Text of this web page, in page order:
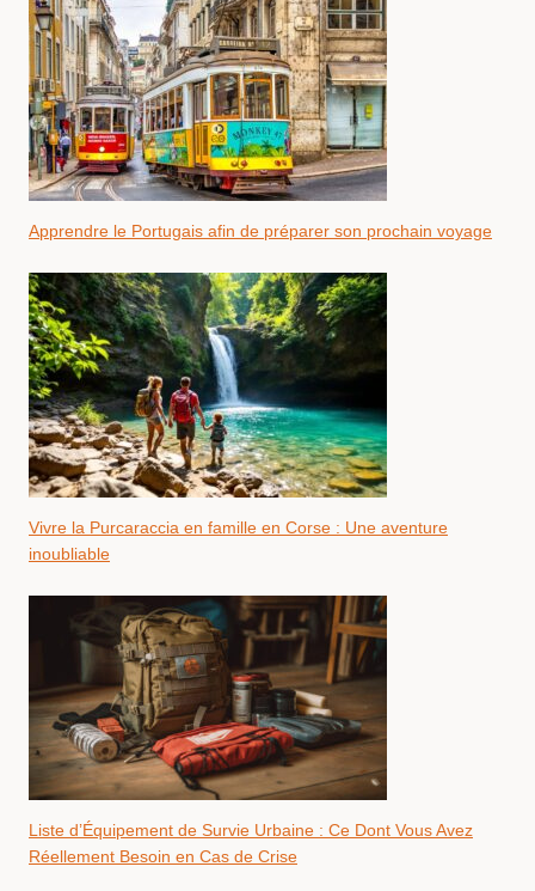
Apprendre le Portugais afin de préparer son prochain voyage
Vivre la Purcaraccia en famille en Corse : Une aventure
inoubliable
Liste d’Équipement de Survie Urbaine : Ce Dont Vous Avez
Réellement Besoin en Cas de Crise